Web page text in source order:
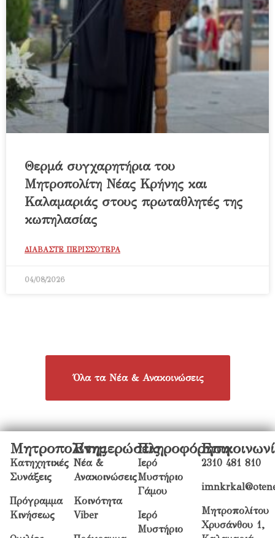
Θερμά συγχαρητήρια του
Μητροπολίτη Νέας Κρήνης και
Καλαμαριάς στους πρωταθλητές της
κωπηλασίας
ΔΙΑΒΑΣΤΕ ΠΕΡΙΣΣΟΤΕΡΑ
04/08/2026
Όλα τα Νέα & Ανακοινώσεις
Μητροπολίτης
Κατηχητικές
Συνάξεις
Πρόγραμμα
Κινήσεως
Ενημερώσεις
Νέα &
Ανακοινώσεις
Κοινότητα
Viber
Πληροφόρηση
Ιερό
Μυστήριο
Γάμου
Ιερό
Μυστήριο
2310 481 810
Μητροπολίτου
Χρυσάνθου 1,